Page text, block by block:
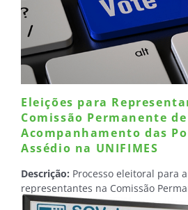
Eleições para
Comissão Permanente
Acompanhamento das
Assédio na UNIFIMES
Descrição: Processo eleitoral para
representantes na Comissão
Acompanhamento das Políticas